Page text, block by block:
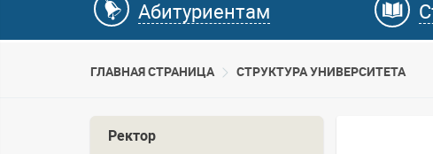
Абитуриентам
ГЛАВНАЯ СТРАНИЦА CТРУКТУРА УНИВЕРСИТЕТА
Ректор